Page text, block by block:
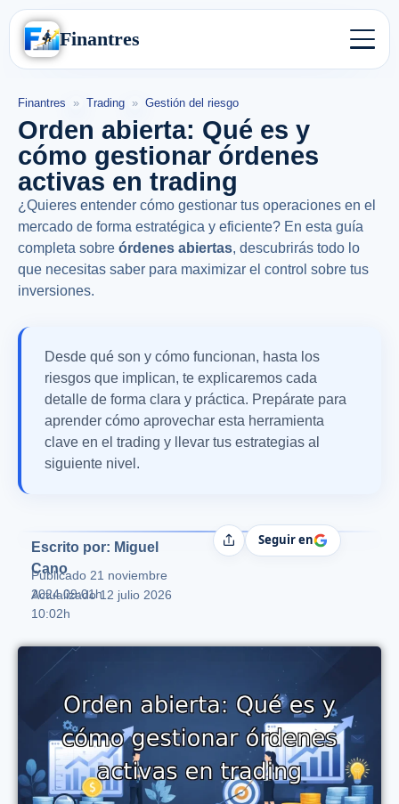
Finantres
Finantres » Trading » Gestión del riesgo
Orden abierta: Qué es y
cómo gestionar órdenes
activas en trading
¿Quieres entender cómo gestionar tus operaciones en el
mercado de forma estratégica y eficiente? En esta guía
completa sobre órdenes abiertas, descubrirás todo lo
que necesitas saber para maximizar el control sobre tus
inversiones.
Desde qué son y cómo funcionan, hasta los
riesgos que implican, te explicaremos cada
detalle de forma clara y práctica. Prepárate para
aprender cómo aprovechar esta herramienta
clave en el trading y llevar tus estrategias al
siguiente nivel.
Escrito por: Miguel
Cano
Publicado 21 noviembre
2024 09:01h
Actualizado 12 julio 2026
10:02h
CompartirSeguir en